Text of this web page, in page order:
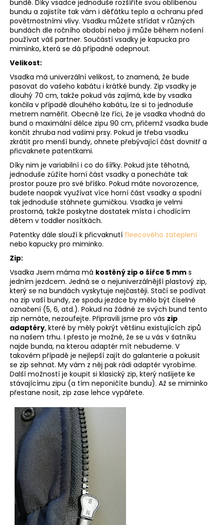
bundě. Díky vsadce jednoduše rozšíříte svou oblíbenou
bundu a zajistíte tak vám i děťátku teplo a ochranu před
povětrnostními vlivy. Vsadku můžete střídat v různých
bundách dle ročního období nebo ji může během nošení
používat váš partner. Součástí vsadky je kapucka pro
miminko, která se dá případně odepnout.
Velikost:
Vsadka má univerzální velikost, to znamená, že bude
pasovat do vašeho kabátu i krátké bundy. Zip vsadky je
dlouhý 70 cm, takže pokud vás zajímá, kde by vsadka
končila v případě dlouhého kabátu, lze si to jednoduše
metrem naměřit. Obecně lze říci, že je vsadka vhodná do
bund o maximální délce zipu 90 cm, přičemž vsadka bude
končit zhruba nad vašimi prsy. Pokud je třeba vsadku
zkrátit pro menší bundy, ohnete přebývající část dovnitř a
přicvaknete patentkami.
Díky nim je variabilní i co do šířky. Pokud jste těhotná,
jednoduše zúžíte horní část vsadky a ponecháte tak
prostor pouze pro své bříško. Pokud máte novorozence,
budete naopak využívat více horní část vsadky a spodní
tak jednoduše stáhnete gumičkou. Vsadka je velmi
prostorná, takže poskytne dostatek místa i chodícím
dětem v toddler nosítkách.
Patentky dále slouží k přicvaknutí fleecového zateplení
nebo kapucky pro miminko.
Zip:
Vsadka Jsem máma má kostěný zip o šířce 5 mm s
jedním jezdcem. Jedná se o nejuniverzálnější plastový zip,
který se na bundách vyskytuje nejčastěji. Stačí se podívat
na zip vaší bundy, ze spodu jezdce by mělo být číselné
označení (5, 6, atd.). Pokud na žádné ze svých bund tento
zip nemáte, nezoufejte. Připravili jsme pro vás zip
adaptéry, které by měly pokrýt většinu existujících zipů
na našem trhu. I přesto je možné, že se u vás v šatníku
najde bunda, na kterou adaptér mít nebudeme. V
takovém případě je nejlepší zajít do galanterie a pokusit
se zip sehnat. My vám z něj pak rádi adaptér vyrobíme.
Další možností je koupit si klasický zip, který našijete ke
stávajícímu zipu (a tím neponičíte bundu). Až se miminko
přestane nosit, zip zase lehce vypářete.